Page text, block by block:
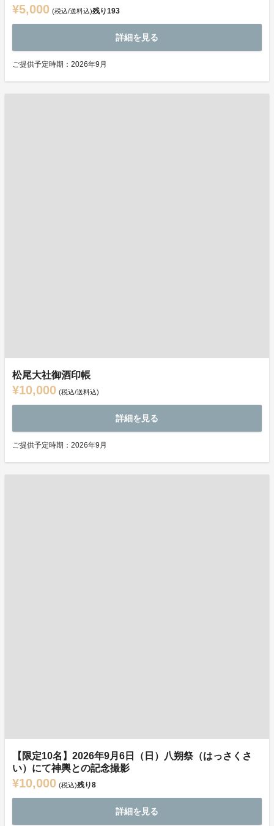
¥5,000 (税込/送料込)残り193
詳細を見る
ご提供予定時期：2026年9月
松尾大社御酒印帳
¥10,000 (税込/送料込)
詳細を見る
ご提供予定時期：2026年9月
【限定10名】2026年9月6日（日）八朔祭（はっさくさ
い）にて神輿との記念撮影
¥10,000 (税込)残り8
詳細を見る